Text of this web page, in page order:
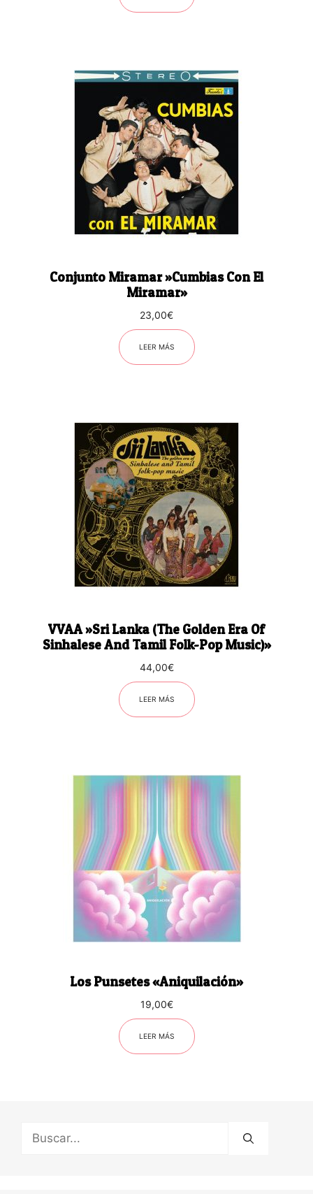
Conjunto Miramar ‎»Cumbias Con El
Miramar»
23,00€
LEER MÁS
VVAA ‎»Sri Lanka (The Golden Era Of
Sinhalese And Tamil Folk-Pop Music)»
44,00€
LEER MÁS
Los Punsetes «Aniquilación»
19,00€
LEER MÁS
Buscar: